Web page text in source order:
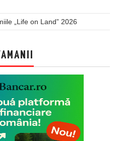
„Life on Land” 2026